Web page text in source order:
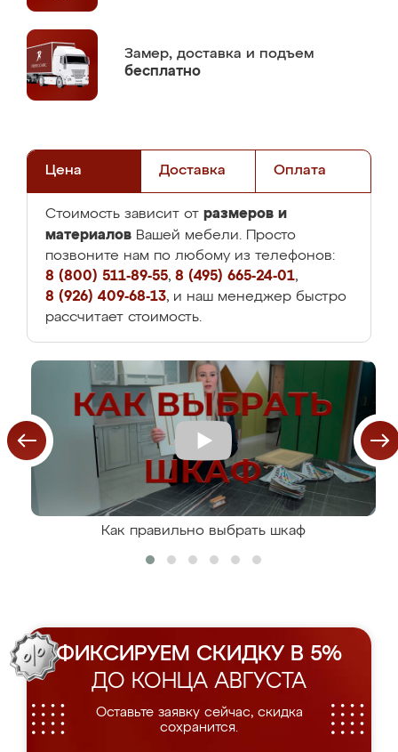
Замер, доставка и подъем
бесплатно
Цена Доставка Оплата
Стоимость зависит от размеров и
материалов Вашей мебели. Просто
позвоните нам по любому из телефонов:
8 (800) 511-89-55, 8 (495) 665-24-01,
8 (926) 409-68-13, и наш менеджер быстро
рассчитает стоимость.
Как правильно выбрать шкаф
ФИКСИРУЕМ СКИДКУ В 5%
ДО КОНЦА АВГУСТА
Оставьте заявку сейчас, скидка
сохранится.